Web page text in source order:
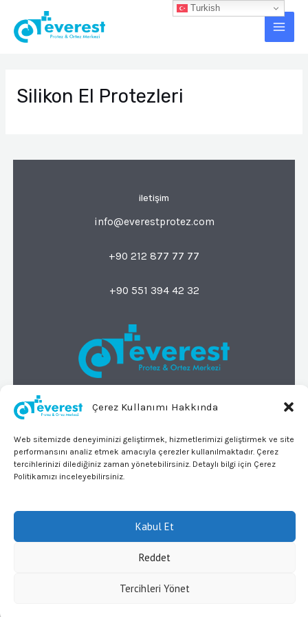
Çerez Kullanımı Hakkında
Web sitemizde deneyiminizi geliştirmek, hizmetlerimizi geliştirmek ve site
performansını analiz etmek amacıyla çerezler kullanılmaktadır. Çerez
tercihlerinizi dilediğiniz zaman yönetebilirsiniz. Detaylı bilgi için Çerez
Politikamızı inceleyebilirsiniz.
Kabul Et
Reddet
Tercihleri Yönet
atla
Main
Silikon El Protezleri
iletişim
info@everestprotez.com
+90 212 877 77 77
+90 551 394 42 32
© 2026 Everest Protez Ortez Merkezi
KVKK
adres
No:24/A
Bağcılar/İstanbul
Turkish